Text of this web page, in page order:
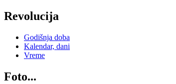
Revolucija
Godišnja doba
Kalendar, dani
Vreme
Foto...